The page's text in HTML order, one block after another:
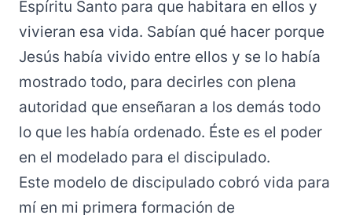
Espíritu Santo para que habitara en ellos y
vivieran esa vida. Sabían qué hacer porque
Jesús había vivido entre ellos y se lo había
mostrado todo, para decirles con plena
autoridad que enseñaran a los demás todo
lo que les había ordenado. Éste es el poder
en el modelado para el discipulado.
Este modelo de discipulado cobró vida para
mí en mi primera formación de